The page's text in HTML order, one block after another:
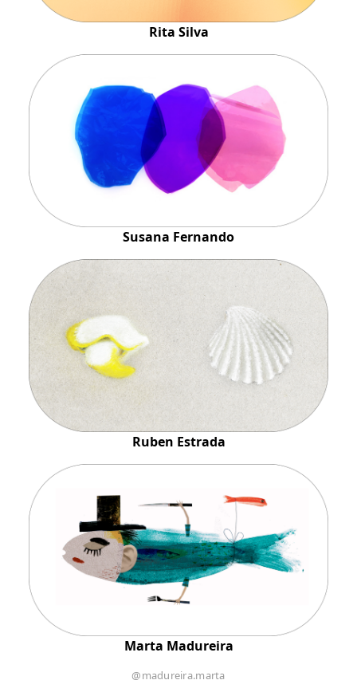
Rita Silva
Susana Fernando
Ruben Estrada
Marta Madureira
@madureira.marta